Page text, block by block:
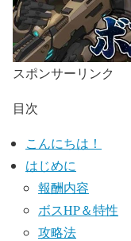
スポンサーリンク
目次
こんにちは！
はじめに
報酬内容
ボスHP＆特性
攻略法